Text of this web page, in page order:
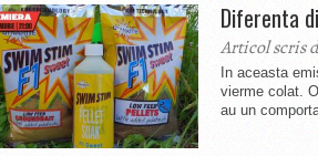
Diferenta
Articol scris
In aceasta
vierme colat.
au un